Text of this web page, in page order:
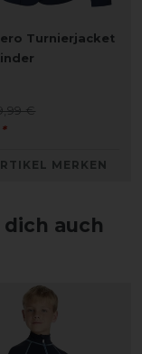
Turnierjacket
€
*
MERKEN
auch